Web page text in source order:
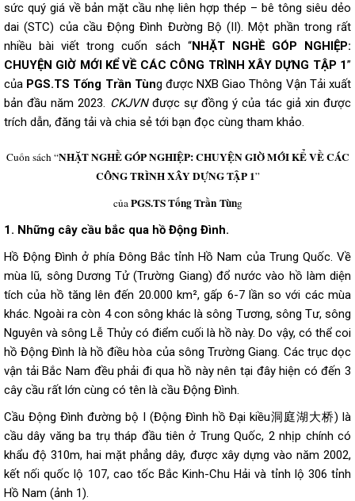
sức quý giá về bản mặt cầu nhẹ liên hợp thép – bê tông siêu dẻo
dai (STC) của cầu Động Đình Đường Bộ (II). Một phần trong rất
nhiều bài viết trong cuốn sách “NHẶT NGHỀ GÓP NGHIỆP:
CHUYỆN GIỜ MỚI KỂ VỀ CÁC CÔNG TRÌNH XÂY DỰNG TẬP 1”
của PGS.TS Tống Trần Tùng được NXB Giao Thông Vận Tải xuất
bản đầu năm 2023. CKJVN được sự đồng ý của tác giả xin được
trích dẫn, đăng tải và chia sẻ tới bạn đọc cùng tham khảo.
Cuốn sách “NHẶT NGHỀ GÓP NGHIỆP: CHUYỆN GIỜ MỚI KỂ VỀ CÁC
CÔNG TRÌNH XÂY DỰNG TẬP 1”
củaPGS.TS Tống Trần Tùng
1. Những cây cầu bắc qua hồ Động Đình.
Hồ Động Đình ở phía Đông Bắc tỉnh Hồ Nam của Trung Quốc. Về
mùa lũ, sông Dương Tử (Trường Giang) đổ nước vào hồ làm diện
tích của hồ tăng lên đến 20.000 km², gấp 6-7 lần so với các mùa
khác. Ngoài ra còn 4 con sông khác là sông Tương, sông Tư, sông
Nguyên và sông Lễ Thủy có điểm cuối là hồ này. Do vậy, có thể coi
hồ Động Đình là hồ điều hòa của sông Trường Giang. Các trục dọc
vận tải Bắc Nam đều phải đi qua hồ này nên tại đây hiện có đến 3
cây cầu rất lớn cùng có tên là cầu Động Đình.
Cầu Động Đình đường bộ I (Động Đình hồ Đại kiều洞庭湖大桥) là
cầu dây văng ba trụ tháp đầu tiên ở Trung Quốc, 2 nhịp chính có
khẩu độ 310m, hai mặt phẳng dây, được xây dựng vào năm 2002,
kết nối quốc lộ 107, cao tốc Bắc Kinh-Chu Hải và tỉnh lộ 306 tỉnh
Hồ Nam (ảnh 1).